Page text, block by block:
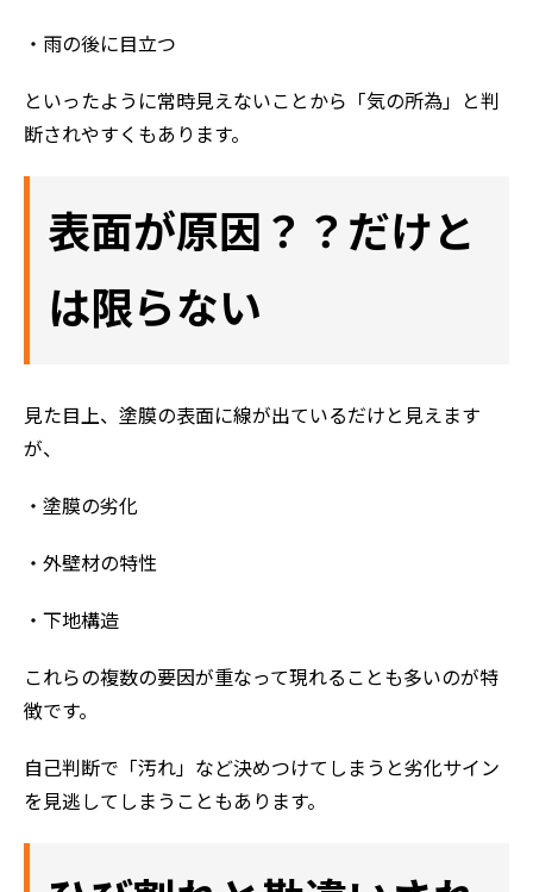
・雨の後に目立つ
といったように常時見えないことから「気の所為」と判
断されやすくもあります。
表面が原因？？だけと
は限らない
見た目上、塗膜の表面に線が出ているだけと見えます
が、
・塗膜の劣化
・外壁材の特性
・下地構造
これらの複数の要因が重なって現れることも多いのが特
徴です。
自己判断で「汚れ」など決めつけてしまうと劣化サイン
を見逃してしまうこともあります。